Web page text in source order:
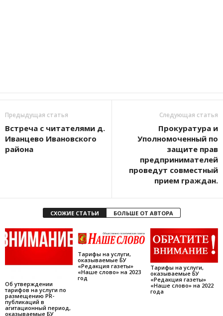
Предыдущая статья
Встреча с читателями д.
Иванцево Ивановского
района
Следующая статья
Прокуратура и
Уполномоченный по
защите прав
предпринимателей
проведут совместный
прием граждан.
СХОЖИЕ СТАТЬИ БОЛЬШЕ ОТ АВТОРА
Об утверждении
тарифов на услуги по
размещению PR-
публикаций в
агитационный период,
оказываемые БУ
Тарифы на услуги,
оказываемые БУ
«Редакция газеты»
«Наше слово» на 2023
год
Тарифы на услуги,
оказываемые БУ
«Редакция газеты»
«Наше слово» на 2022
года